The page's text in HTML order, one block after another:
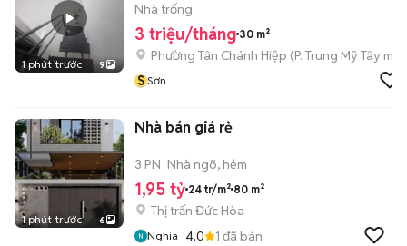
1 phút trước 9
Nhà trống
3 triệu/tháng 30 m²
Phường Tân Chánh Hiệp (P. Trung Mỹ Tây mới)
S Sơn
1 phút trước 6
Nhà bán giá rẻ
3 PN Nhà ngõ, hẻm
1,95 tỷ 24 tr/m² 80 m²
Thị trấn Đức Hòa
Nghia 4.0 1 đã bán